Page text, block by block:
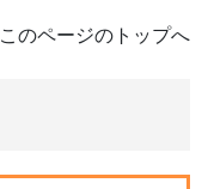
このページのトップへ